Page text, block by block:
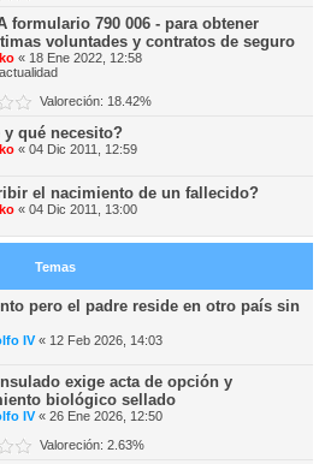
formulario 790 006 - para obtener
voluntades y contratos de seguro
« 18 Ene 2022, 12:58
Valoreción: 18.42%
y qué necesito?
« 04 Dic 2011, 12:59
el nacimiento de un fallecido?
« 04 Dic 2011, 13:00
Temas
pero el padre reside en otro país sin
IV« 12 Feb 2026, 14:03
exige acta de opción y
biológico sellado
IV« 26 Ene 2026, 12:50
Valoreción: 2.63%